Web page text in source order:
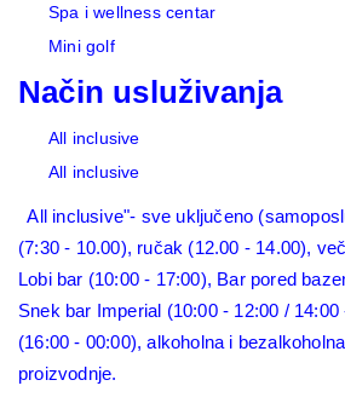
Spa i wellness centar
Mini golf
Način usluživanja
All inclusive
All inclusive
All inclusive"- sve uključeno
(7:30 - 10.00), ručak (12.00 - 14.00),
Lobi bar (10:00 - 17:00), Bar pored
Snek bar Imperial (10:00 - 12:00 /
(16:00 - 00:00), alkoholna i
proizvodnje.